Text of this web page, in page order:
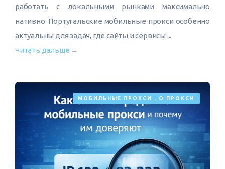
работать с локальными рынками максимально
нативно. Португальские мобильные прокси особенно
актуальны для задач, где сайты и сервисы ...
Читать дальше →
МОБИЛЬНЫЕ ПРОКСИ , О ПРОКСИ